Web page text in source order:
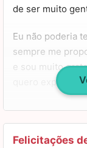
de ser muito
Eu não poderia
sempre me
e sou muito
quero
Espero um dia
mim e
minha
Felicitações